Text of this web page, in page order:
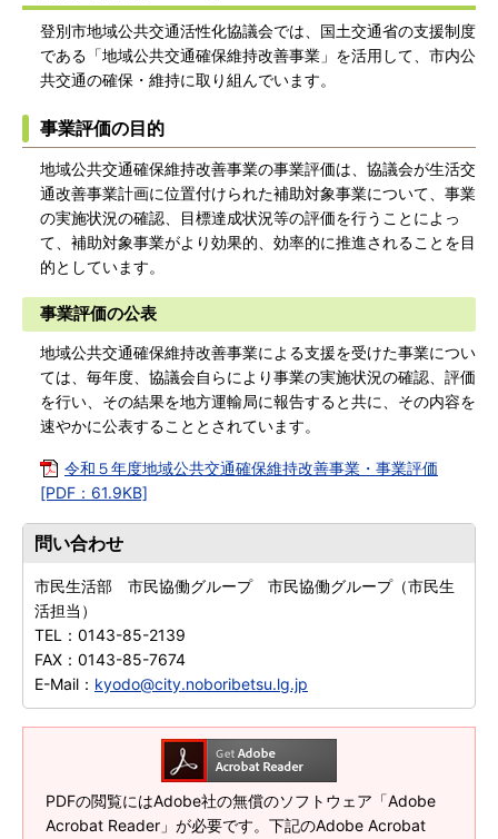
登別市地域公共交通活性化協議会では、国土交通省の支援制度
である「地域公共交通確保維持改善事業」を活用して、市内公
共交通の確保・維持に取り組んでいます。
事業評価の目的
地域公共交通確保維持改善事業の事業評価は、協議会が生活交
通改善事業計画に位置付けられた補助対象事業について、事業
の実施状況の確認、目標達成状況等の評価を行うことによっ
て、補助対象事業がより効果的、効率的に推進されることを目
的としています。
事業評価の公表
地域公共交通確保維持改善事業による支援を受けた事業につい
ては、毎年度、協議会自らにより事業の実施状況の確認、評価
を行い、その結果を地方運輸局に報告すると共に、その内容を
速やかに公表することとされています。
令和５年度地域公共交通確保維持改善事業・事業評価
[PDF：61.9KB]
問い合わせ
市民生活部 市民協働グループ 市民協働グループ（市民生
活担当）
TEL： 0143-85-2139
FAX： 0143-85-7674
E-Mail： kyodo@city.noboribetsu.lg.jp
PDFの閲覧にはAdobe社の無償のソフトウェア「Adobe
Acrobat Reader」が必要です。下記のAdobe Acrobat